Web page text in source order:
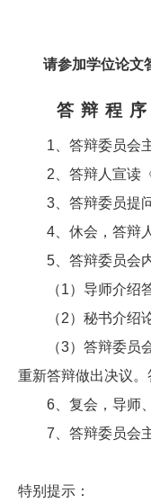
请参加学位论文
答 辩 程 序
1 、答辩委员
2 、答辩人宣
3 、答辩委员提
4 、休会，答辩
5 、答辩委员会
（1）导师介绍
（2）秘书介绍
（3）答辩委员
重新答辩做出决议
6 、复会，导
7 、答辩委员会
特别提示：